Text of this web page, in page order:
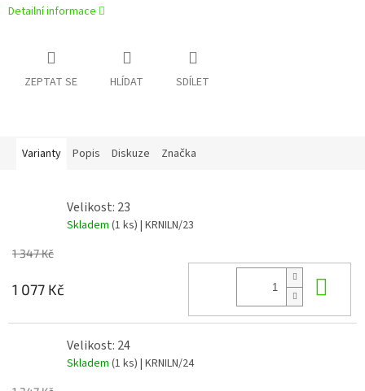
Detailní informace
ZEPTAT SE HLÍDAT SDÍLET
Varianty Popis Diskuze Značka
Velikost: 23
Skladem (1 ks) | KRNILN/23
1 347 Kč
1 077 Kč
Velikost: 24
Skladem (1 ks) | KRNILN/24